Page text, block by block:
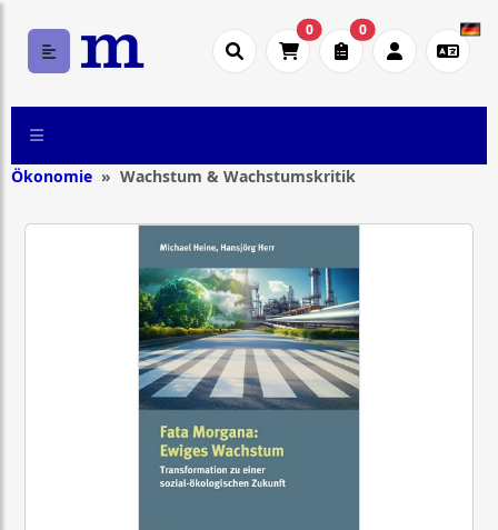
0 0
Ökonomie Wachstum & Wachstumskritik